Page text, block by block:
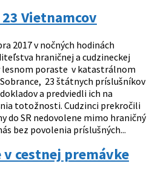
Vietnamcov
2017 v nočných hodinách
hraničnej a cudzineckej
lesnom poraste v katastrálnom
23 štátnych príslušníkov
a predviedli ich na
totožnosti. Cudzinci prekročili
do SR nedovolene mimo hraničný
bez povolenia príslušných...
cestnej premávke